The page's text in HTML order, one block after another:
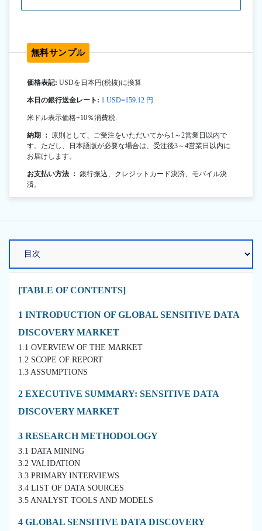
無料サンプル
価格表記: USDを日本円(税抜)に換算
本日の銀行送金レート: 1 USD=159.12 円
米ドル表示価格+10％消費税.
納期 ： 原則として、ご受注をいただいてから1～2営業日以内で
す。ただし、日本語版が必要な場合は、受注後3～4営業日以内に
お届けします。
お支払い方法 ： 銀行振込、クレジットカード決済、モバイル決
済。
[TABLE OF CONTENTS]
1 INTRODUCTION OF GLOBAL SENSITIVE DATA
DISCOVERY MARKET
1.1 OVERVIEW OF THE MARKET
1.2 SCOPE OF REPORT
1.3 ASSUMPTIONS
2 EXECUTIVE SUMMARY: SENSITIVE DATA
DISCOVERY MARKET
3 RESEARCH METHODOLOGY
3.1 DATA MINING
3.2 VALIDATION
3.3 PRIMARY INTERVIEWS
3.4 LIST OF DATA SOURCES
3.5 ANALYST TOOLS AND MODELS
4 GLOBAL SENSITIVE DATA DISCOVERY